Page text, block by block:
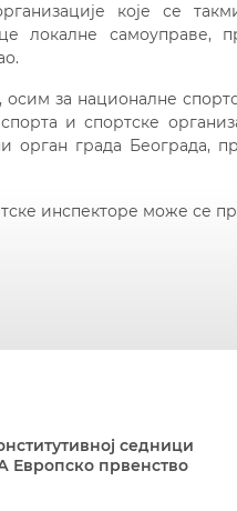
које се
локалне самоуправе,
за националне
и спортске
града Београда,
инспекторе може се
седници
Европско првенство